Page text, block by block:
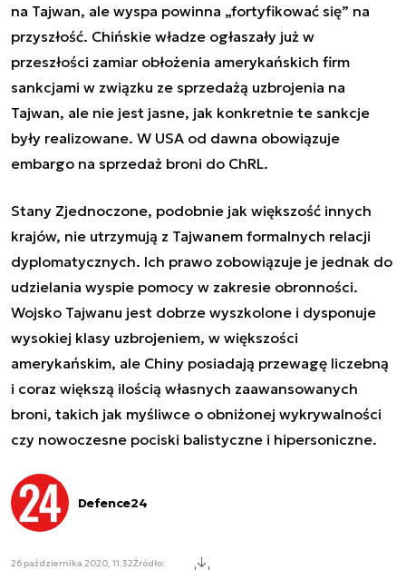
na Tajwan, ale wyspa powinna „fortyfikować się” na
przyszłość. Chińskie władze ogłaszały już w
przeszłości zamiar obłożenia amerykańskich firm
sankcjami w związku ze sprzedażą uzbrojenia na
Tajwan, ale nie jest jasne, jak konkretnie te sankcje
były realizowane. W USA od dawna obowiązuje
embargo na sprzedaż broni do ChRL.
Stany Zjednoczone, podobnie jak większość innych
krajów, nie utrzymują z Tajwanem formalnych relacji
dyplomatycznych. Ich prawo zobowiązuje je jednak do
udzielania wyspie pomocy w zakresie obronności.
Wojsko Tajwanu jest dobrze wyszkolone i dysponuje
wysokiej klasy uzbrojeniem, w większości
amerykańskim, ale Chiny posiadają przewagę liczebną
i coraz większą ilością własnych zaawansowanych
broni, takich jak myśliwce o obniżonej wykrywalności
czy nowoczesne pociski balistyczne i hipersoniczne.
Defence24
26 października 2020, 11:32Źródło: